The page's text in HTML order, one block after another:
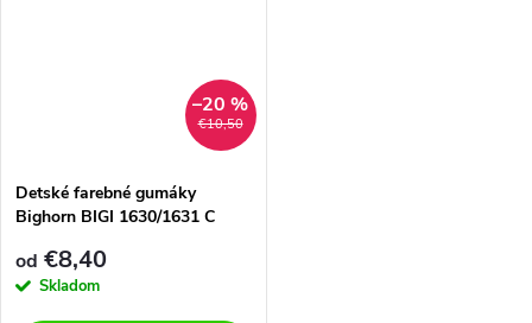
€10,50
–20 %
Detské farebné gumáky
Bighorn BIGI 1630/1631 C
od €8,40
Skladom